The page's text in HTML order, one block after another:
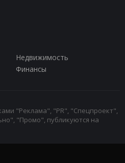
Недвижимость
Финансы
"Реклама", "PR", "Спецпроект",
"Промо", публикуются на